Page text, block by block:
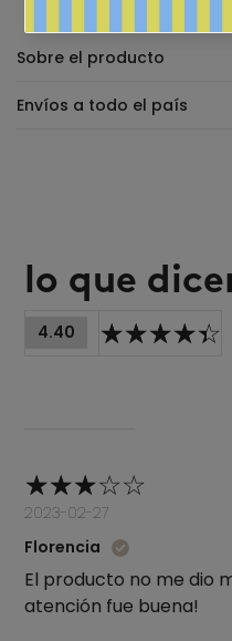
Sobre el producto
Envíos a todo el país
lo que
4.40
2023-02-27
Florencia
El producto no me dio
atención fue buena!